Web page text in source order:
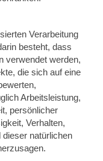
Verarbeitung
besteht, dass
verwendet werden,
die sich auf eine
Arbeitsleistung,
persönlicher
Verhalten,
natürlichen